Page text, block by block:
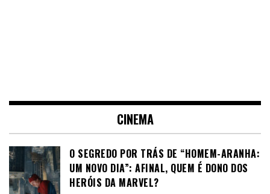
CINEMA
O SEGREDO POR TRÁS DE “HOMEM-ARANHA:
UM NOVO DIA”: AFINAL, QUEM É DONO DOS
HERÓIS DA MARVEL?